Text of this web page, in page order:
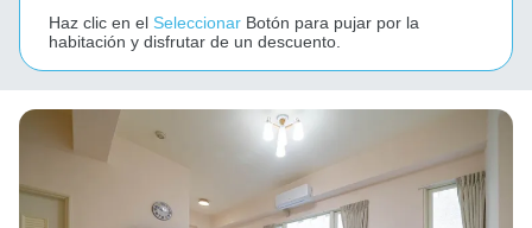
Haz clic en el Seleccionar Botón para pujar por la
habitación y disfrutar de un descuento.